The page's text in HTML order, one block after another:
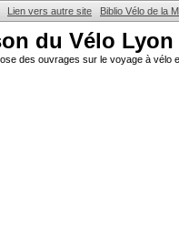
Lien vers autre site Biblio Vélo de la
du Vélo Lyon
des ouvrages sur le voyage à